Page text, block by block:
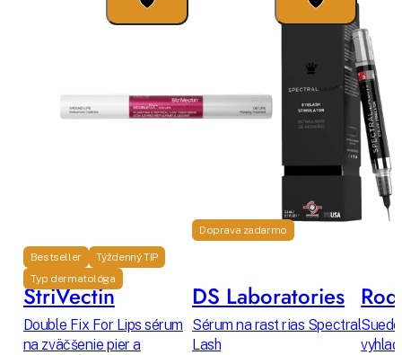
Bestseller
Týždenný TIP
Typ dermatológa
StriVectin
Double Fix For Lips sérum
na zväčšenie pier a
Doprava zadarmo
DS Laboratories
Sérum na rast rias Spectral
Lash